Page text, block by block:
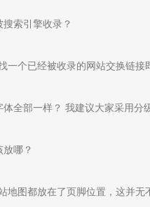
索引擎收录？
一个已经被收录的网站交换链接
全部一样？ 我建议大家采用分
哪？
地图都放在了页脚位置，这并